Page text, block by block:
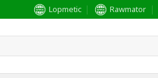
Lopmetic Rawmator